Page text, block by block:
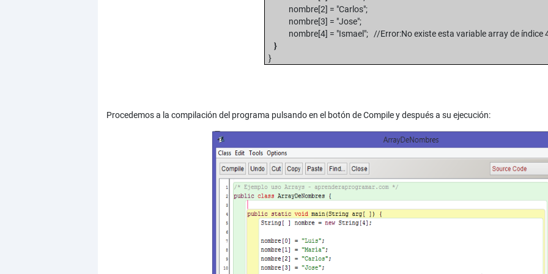
nombre[2] = "Carlos";
nombre[3] = "Jose";
nombre[4] = "Ismael"; //Error:No existe esta variable array de índice
}
}
Procedemos a la compilación del programa pulsando en el botón de Compile y después a su ejecución: